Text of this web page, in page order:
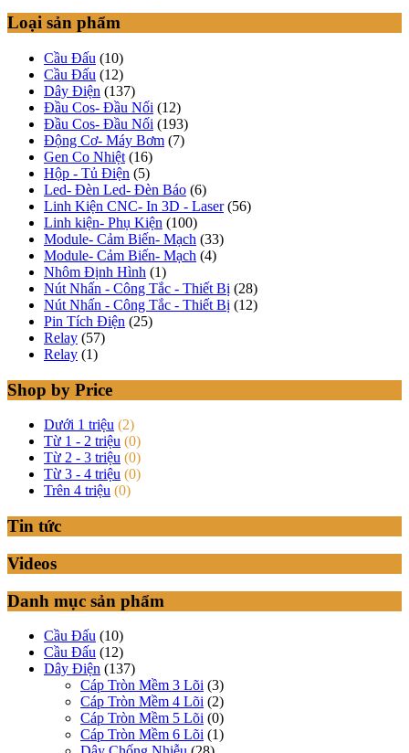
Loại sản phẩm
Cầu Đấu (10)
Cầu Đấu (12)
Dây Điện (137)
Đầu Cos- Đầu Nối (12)
Đầu Cos- Đầu Nối (193)
Động Cơ- Máy Bơm (7)
Gen Co Nhiệt (16)
Hộp - Tủ Điện (5)
Led- Đèn Led- Đèn Báo (6)
Linh Kiện CNC- In 3D - Laser (56)
Linh kiện- Phụ Kiện (100)
Module- Cảm Biến- Mạch (33)
Module- Cảm Biến- Mạch (4)
Nhôm Định Hình (1)
Nút Nhấn - Công Tắc - Thiết Bị (28)
Nút Nhấn - Công Tắc - Thiết Bị (12)
Pin Tích Điện (25)
Relay (57)
Relay (1)
Shop by Price
Dưới 1 triệu (2)
Từ 1 - 2 triệu (0)
Từ 2 - 3 triệu (0)
Từ 3 - 4 triệu (0)
Trên 4 triệu (0)
Tin tức
Videos
Danh mục sản phẩm
Cầu Đấu (10)
Cầu Đấu (12)
Dây Điện (137)
Cáp Tròn Mềm 3 Lõi (3)
Cáp Tròn Mềm 4 Lõi (2)
Cáp Tròn Mềm 5 Lõi (0)
Cáp Tròn Mềm 6 Lõi (1)